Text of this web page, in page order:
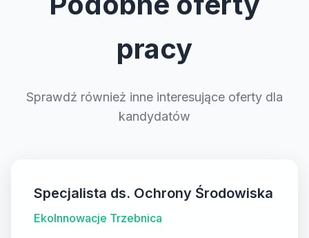
pracy
Sprawdź również inne interesujące oferty dla
kandydatów
Specjalista ds. Ochrony Środowiska
EkoInnowacje Trzebnica